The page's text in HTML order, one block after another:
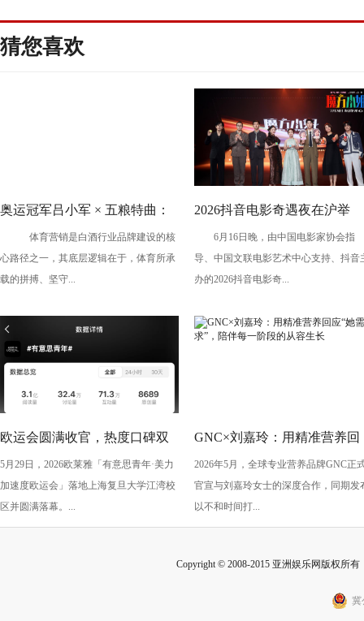
猜您喜欢
奥运冠军吕小军 × 五粮特曲：
以冠军之姿，赴更好之约
体育营销是白酒行业品牌建设的核
心路径之一，其底层逻辑在于，体育所承
载的拼搏、坚守...
2026抖音电影奇遇夜在沪举
办，暑期档剧组、青年创作者
共话光影创作
6月16日晚，由中国电影家协会指
导、中国文联电影艺术中心支持、抖音
办的2026抖音电影奇...
欧运会圆满收官，热度口碑双
丰收！
5月29日，2026欧莱雅「有意思青年·美力
加速度欧运会」落地上海复旦大学江湾校
区并圆满落幕。...
GNC×刘嘉玲：用精准营养回
应“她需求”，陪伴每一阶段的
从容生长
2026年5月，全球专业营养品牌GNC正
官宣与刘嘉玲女士的深度合作，同期发
以不和时间打...
Copyright © 2008-2015 亚洲娱乐网版权所
冀